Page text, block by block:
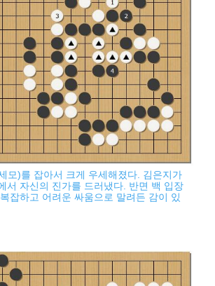
모)를 잡아서 크게 우세해졌다. 김은지가
서 자신의 진가를 드러냈다. 반면 백 입장
잡하고 어려운 싸움으로 말려든 감이 있